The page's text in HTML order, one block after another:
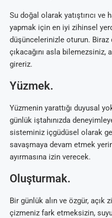
Su doğal olarak yatıştırıcı ve
yapmak için en iyi zihinsel
düşüncelerinizle oturun. Biraz
çıkacağını asla
gireriz.
Yüzmek.
Yüzmenin yarattığı duyusal
günlük iştahınızda
sisteminiz içgüdüsel olarak
savaşmaya devam etmek
ayırmasına izin verecek.
Oluşturmak.
Bir günlük alın ve özgür, açık
çizmeniz fark etmeksizin,
Uzmanların Su Arıtma
Tavsiyeleri Royal
Temmuz 17, 2025
Su Arıtma Cihaz Tavsiyeleri
2016 ve 2017
Temmuz 17, 2025
Türk Malı Organik Su Arıtma
Cihazı Rosu
Temmuz 17, 2025
Su Arıtma Forum Tartışma
Yorum Alanları
Temmuz 17, 2025